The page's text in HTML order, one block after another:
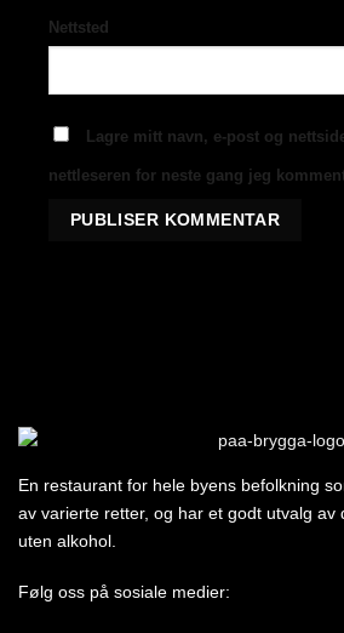
Nettsted
Lagre mitt navn, e-post og
nettleseren for neste gang jeg
En restaurant for hele byens befolkning
av varierte retter, og har et godt utvalg av
uten alkohol.
Følg oss på sosiale medier: